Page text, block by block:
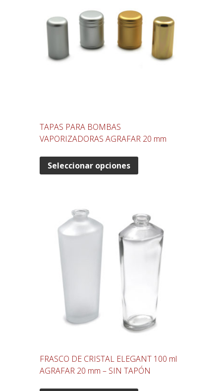
TAPAS PARA BOMBAS
VAPORIZADORAS AGRAFAR 20 mm
Seleccionar opciones
FRASCO DE CRISTAL ELEGANT 100 ml
AGRAFAR 20 mm – SIN TAPÓN